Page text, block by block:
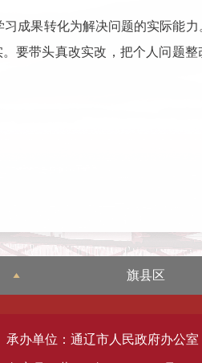
成果转化为解决问题的实际能力
要带头真改实改，把个人问题整
旗县区
承办单位：通辽市人民政府办公室